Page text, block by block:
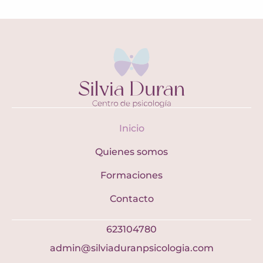
Inicio
Quienes somos
Formaciones
Contacto
623104780
admin@silviaduranpsicologia.com